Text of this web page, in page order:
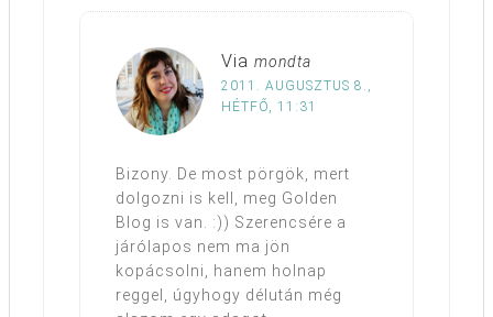
Via mondta
2011. AUGUSZTUS 8.,
HÉTFŐ, 11:31
Bizony. De most pörgök, mert
dolgozni is kell, meg Golden
Blog is van. :)) Szerencsére a
járólapos nem ma jön
kopácsolni, hanem holnap
reggel, úgyhogy délután még